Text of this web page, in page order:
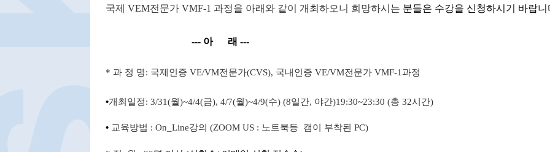
국제 VEM전문가 VMF-1 과정을 아래와 같이 개최하오니 희망하시는 분들은 수강을 신청하시기 바랍니
--- 아 래 ---
* 과 정 명: 국제인증 VE/VM전문가(CVS), 국내인증 VE/VM전문가 VMF-1과정
•개최일정: 3/31(월)~4/4(금), 4/7(월)~4/9(수) (8일간, 야간)19:30~23:30 (총 32시간)
• 교육방법 : On_Line강의 (ZOOM US : 노트북등 캠이 부착된 PC)